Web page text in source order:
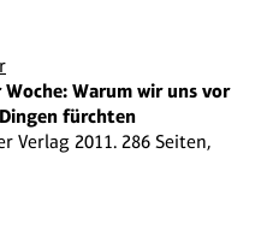
Warum wir uns vor
fürchten
Verlag 2011. 286 Seiten,